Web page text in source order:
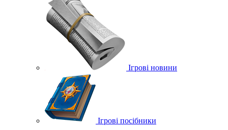
Ігрові новини
Ігрові посібники